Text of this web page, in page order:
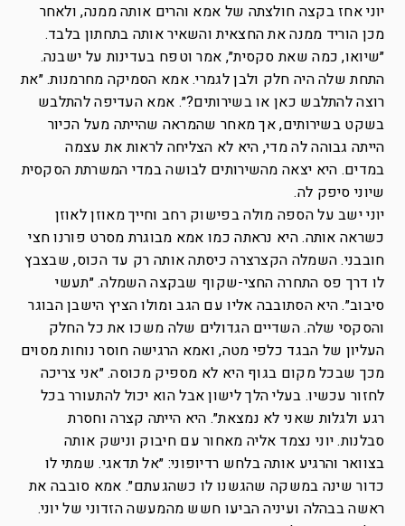
יוני אחז בקצה חולצתה של אמא והרים אותה ממנה, ולאחר
מכן הוריד ממנה את החצאית והשאיר אותה בתחתון בלבד.
״שיואו, כמה שאת סקסית״, אמר וטפח בעדינות על ישבנה.
התחת שלה היה חלק ולבן לגמרי. אמא הסמיקה מחרמנות. ״את
רוצה להתלבש כאן או בשירותים?״. אמא העדיפה להתלבש
בשקט בשירותים, אך מאחר שהמראה שהייתה מעל הכיור
הייתה גבוהה לה מדי, היא לא הצליחה לראות את עצמה
במדים. היא יצאה מהשירותים לבושה במדי המשרתת הסקסית
שיוני סיפק לה.
יוני ישב על הספה מולה בפישוק רחב וחייך מאוזן לאוזן
כשראה אותה. היא נראתה כמו אמא מבוגרת מסרט פורנו חצי
חובבני. השמלה הקצרצרה כיסתה אותה רק עד הכוס, שבצבץ
לו דרך פס התחרה החצי-שקוף שבקצה השמלה. ״תעשי
סיבוב״. היא הסתובבה אליו עם הגב ומולו הציץ הישבן הבוגר
והסקסי שלה. השדיים הגדולים שלה משכו את כל החלק
העליון של הבגד כלפי מטה, ואמא הרגישה חוסר נוחות מסוים
מכך שבכל מקום בגוף היא לא מספיק מכוסה. ״אני צריכה
לחזור עכשיו. בעלי הלך לישון אבל הוא יכול להתעורר בכל
רגע ולגלות שאני לא נמצאת״. היא הייתה קצרה וחסרת
סבלנות. יוני נצמד אליה מאחור עם חיבוק ונישק אותה
בצוואר והרגיע אותה בלחש רדיופוני: ״אל תדאגי. שמתי לו
כדור שינה במשקה שהגשנו לו כשהגעתם״. אמא סובבה את
ראשה בבהלה ועיניה הביעו חשש מהמעשה הזדוני של יוני.